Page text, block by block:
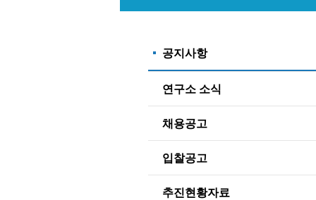
공지사항
연구소 소식
채용공고
입찰공고
추진현황자료